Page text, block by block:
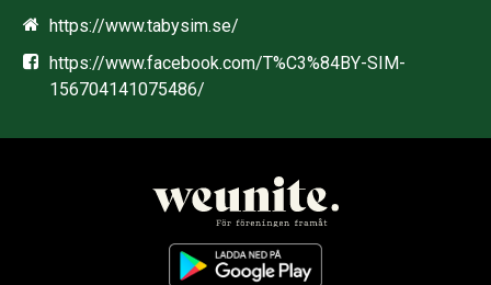
https://www.tabysim.se/
https://www.facebook.com/T%C3%84BY-SIM-
156704141075486/